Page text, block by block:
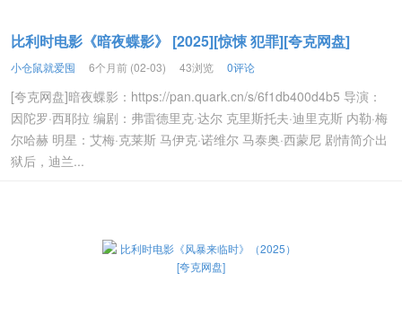
比利时电影《暗夜蝶影》 [2025][惊悚 犯罪][夸克网盘]
小仓鼠就爱囤 6个月前 (02-03) 43浏览 0评论
[夸克网盘]暗夜蝶影：https://pan.quark.cn/s/6f1db400d4b5 导演：
因陀罗·西耶拉 编剧：弗雷德里克·达尔 克里斯托夫·迪里克斯 内勒·梅
尔哈赫 明星：艾梅·克莱斯 马伊克·诺维尔 马泰奥·西蒙尼 剧情简介出
狱后，迪兰...